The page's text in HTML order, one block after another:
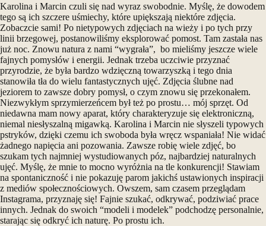
Karolina i Marcin czuli się nad wyraz swobodnie. Myślę, że dowodem
tego są ich szczere uśmiechy, które upiększają niektóre zdjęcia.
Zobaczcie sami! Po nietypowych zdjęciach na wieży i po tych przy
linii brzegowej, postanowiliśmy eksplorować pomost. Tam zastała nas
już noc. Znowu natura z nami “wygrała”, bo mieliśmy jeszcze wiele
fajnych pomysłów i energii. Jednak trzeba uczciwie przyznać
przyrodzie, że była bardzo wdzięczną towarzyszką i tego dnia
stanowiła tła do wielu fantastycznych ujęć. Zdjęcia ślubne nad
jeziorem to zawsze dobry pomysł, o czym znowu się przekonałem.
Niezwykłym sprzymierzeńcem był też po prostu… mój sprzęt. Od
niedawna mam nowy aparat, który charakteryzuje się elektroniczną,
niemal niesłyszalną migawką. Karolina i Marcin nie słyszeli typowych
pstryków, dzięki czemu ich swoboda była wręcz wspaniała! Nie widać
żadnego napięcia ani pozowania. Zawsze robię wiele zdjęć, bo
szukam tych najmniej wystudiowanych póz, najbardziej naturalnych
ujęć. Myślę, że mnie to mocno wyróżnia na tle konkurencji! Stawiam
na spontaniczność i nie pokazuję parom jakichś ustawionych inspiracji
z mediów społecznościowych. Owszem, sam czasem przeglądam
Instagrama, przyznaję się! Fajnie szukać, odkrywać, podziwiać prace
innych. Jednak do swoich “modeli i modelek” podchodzę personalnie,
starając się odkryć ich naturę. Po prostu ich.